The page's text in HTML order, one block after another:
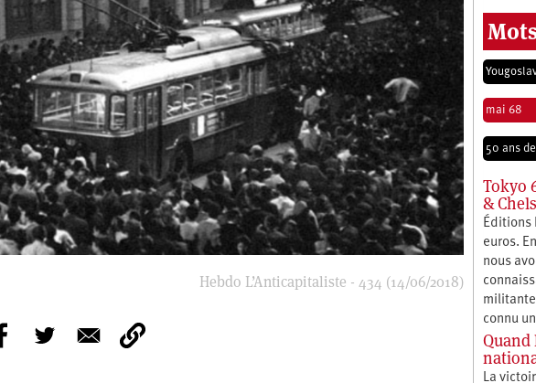
Hebdo L’Anticapitaliste - 434 (14/06/2018)
mai 68
50 ans
Tokyo
&
Éditions
euros.
nous
militante
connu
Quand
La